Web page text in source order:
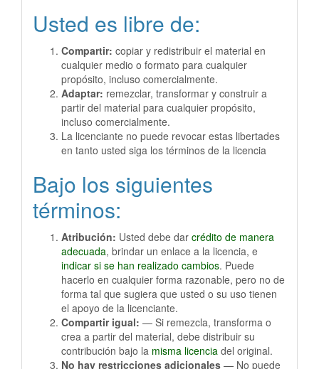
Usted es libre de:
Compartir: copiar y redistribuir el material en
cualquier medio o formato para cualquier
propósito, incluso comercialmente.
Adaptar: remezclar, transformar y construir a
partir del material para cualquier propósito,
incluso comercialmente.
La licenciante no puede revocar estas libertades
en tanto usted siga los términos de la licencia
Bajo los siguientes
términos:
Atribución: Usted debe dar crédito de manera
adecuada, brindar un enlace a la licencia, e
indicar si se han realizado cambios. Puede
hacerlo en cualquier forma razonable, pero no de
forma tal que sugiera que usted o su uso tienen
el apoyo de la licenciante.
Compartir igual: — Si remezcla, transforma o
crea a partir del material, debe distribuir su
contribución bajo la misma licencia del original.
No hay restricciones adicionales — No puede